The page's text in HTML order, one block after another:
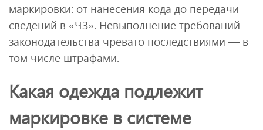
маркировки: от нанесения кода до передачи
сведений в «ЧЗ». Невыполнение требований
законодательства чревато последствиями — в
том числе штрафами.
Какая одежда подлежит
маркировке в системе